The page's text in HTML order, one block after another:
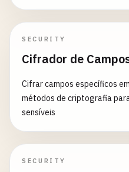
SECURITY
Cifrador de
Cifrar campos específicos
métodos de criptografia
sensíveis
SECURITY